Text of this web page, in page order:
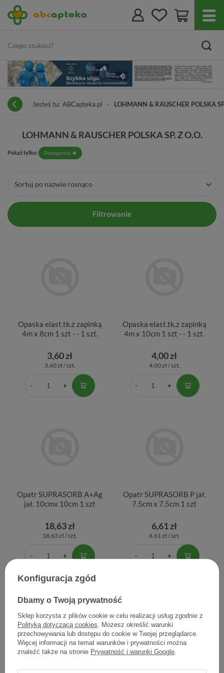
Jesteś tu: ABCapteka.pl LOHMANN & RAUSCHER POLSKA
LOHMANN & RAUSCHER POLSKA SP. Z O.O.
Pokaż tylko: Dostępność
Sortuj po nazwie rosnąco
Filtrowanie
Opaska elast.tk.z zapinką
4m x 8cm 1 szt - - 1 szt.
3,60 zł
3,60 zł / szt.
Opaska elast.tk.z zapinką
4m x 10cm 1 szt - - 1 szt.
4,00 zł
4,00 zł / szt.
Opatr SUPRASORB A+Ag
jał. 10cmx 10cm 1 szt
18,63 zł
18,63 zł / szt.
Opatr SUPRASORB P jał.
7.5cm x 7.5cm 1 szt
6,61 zł
6,61 zł / szt.
Konfiguracja zgód
Dbamy o Twoją prywatność
Sklep korzysta z plików cookie w celu realizacji usług zgodnie z
Polityką dotyczącą cookies. Możesz określić warunki
przechowywania lub dostępu do cookie w Twojej przeglądarce.
Więcej informacji na temat warunków i prywatności można
znaleźć także na stronie Prywatność i warunki Google.